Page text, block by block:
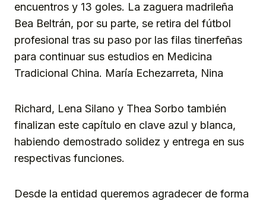
encuentros y 13 goles. La zaguera madrileña
Bea Beltrán, por su parte, se retira del fútbol
profesional tras su paso por las filas tinerfeñas
para continuar sus estudios en Medicina
Tradicional China. María Echezarreta, Nina
Richard, Lena Silano y Thea Sorbo también
finalizan este capítulo en clave azul y blanca,
habiendo demostrado solidez y entrega en sus
respectivas funciones.
Desde la entidad queremos agradecer de forma